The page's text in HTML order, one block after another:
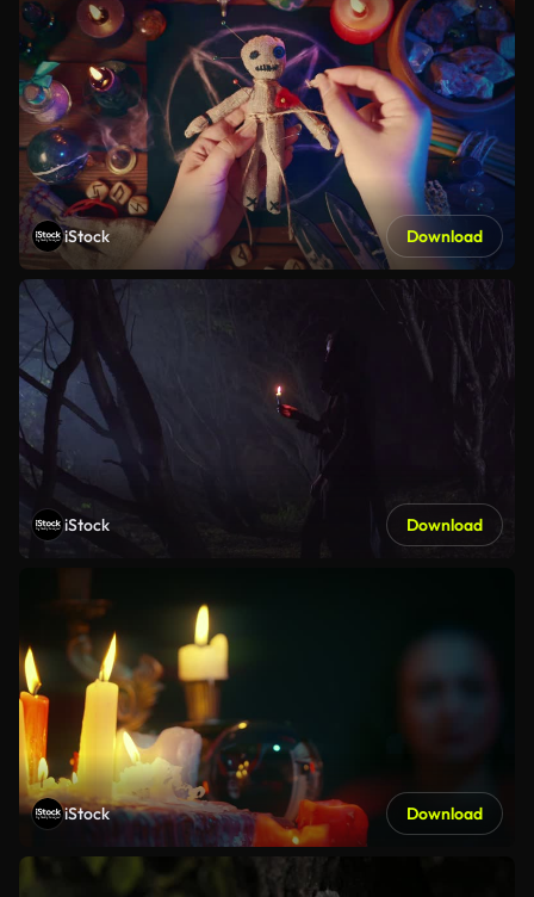
iStock Download
iStock Download
iStock Download